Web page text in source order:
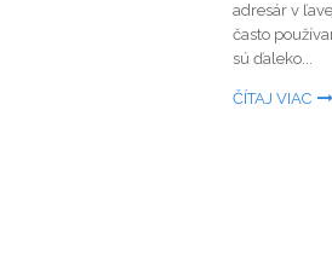
adresár v
často
sú ďaleko...
ČÍTAJ VIAC